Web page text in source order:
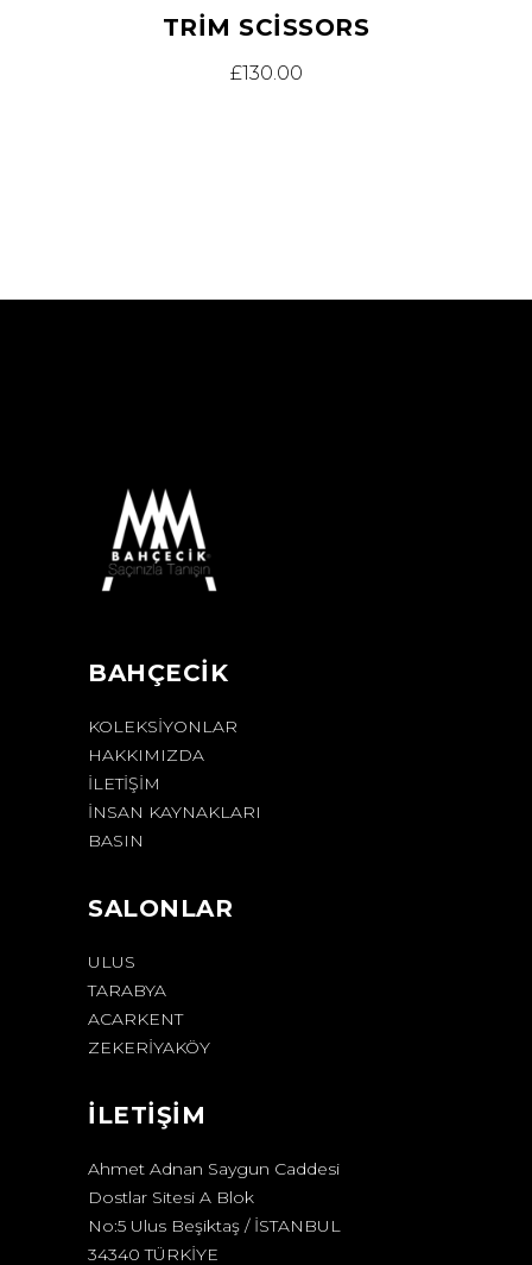
TRIM SCISSORS
£130.00
BAHÇECİK
KOLEKSIYONLAR
HAKKIMIZDA
İLETIŞIM
İNSAN KAYNAKLARI
BASIN
SALONLAR
ULUS
TARABYA
ACARKENT
ZEKERİYAKÖY
İLETİŞİM
Ahmet Adnan Saygun Caddesi
Dostlar Sitesi A Blok
No:5 Ulus Beşiktaş / İSTANBUL
34340 TÜRKİYE